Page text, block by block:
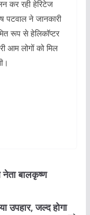
कर रही हेरिटेज
ने जानकारी
रूप से हेलिकॉप्‍टर
आम लोगों को मिल
नेता बालकृष्ण
उपहार, जल्द होगा